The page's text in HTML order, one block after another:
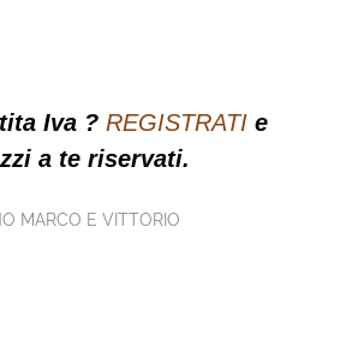
Iva ? REGISTRATI e
a te riservati.
MARCO E VITTORIO